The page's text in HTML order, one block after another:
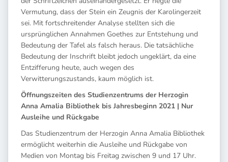
Vermutung, dass der Stein ein Zeugnis der Karolingerzeit
sei. Mit fortschreitender Analyse stellten sich die
ursprünglichen Annahmen Goethes zur Entstehung und
Bedeutung der Tafel als falsch heraus. Die tatsächliche
Bedeutung der Inschrift bleibt jedoch ungeklärt, da eine
Entzifferung heute, auch wegen des
Verwitterungszustands, kaum möglich ist.
Öffnungszeiten des Studienzentrums der Herzogin
Anna Amalia Bibliothek bis Jahresbeginn 2021 | Nur
Ausleihe und Rückgabe
Das Studienzentrum der Herzogin Anna Amalia Bibliothek
ermöglicht weiterhin die Ausleihe und Rückgabe von
Medien von Montag bis Freitag zwischen 9 und 17 Uhr.